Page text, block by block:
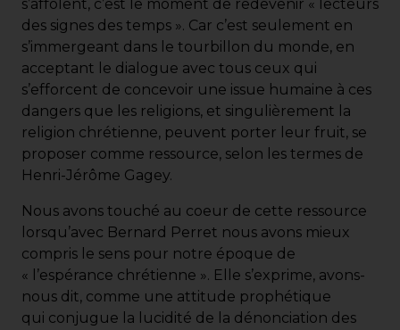
s’affolent, c’est le moment de redevenir « lecteurs
des signes des temps ». Car c’est seulement en
s’immergeant dans le tourbillon du monde, en
acceptant le dialogue avec tous ceux qui
s’efforcent de concevoir une issue humaine à ces
dangers que les religions, et singulièrement la
religion chrétienne, peuvent porter leur fruit, se
proposer comme ressource, selon les termes de
Henri-Jérôme Gagey.
Nous avons touché au coeur de cette ressource
lorsqu’avec Bernard Perret nous avons mieux
compris le sens pour notre époque de
« l’espérance chrétienne ». Elle s’exprime, avons-
nous dit, comme une attitude prophétique
qui conjugue la lucidité de la dénonciation des